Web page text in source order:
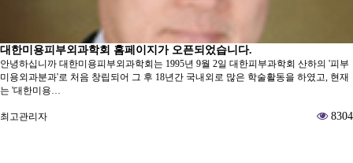
대한미용피부외과학회 홈페이지가 오픈되었습니다.
안녕하십니까 대한미용피부외과학회는 1995년 9월 2일 대한피부과학회 산하의 '피부
미용외과분과'로 처음 창립되어 그 후 18년간 국내외로 많은 학술활동을 하였고, 현재
는 '대한미용…
최고관리자 8304